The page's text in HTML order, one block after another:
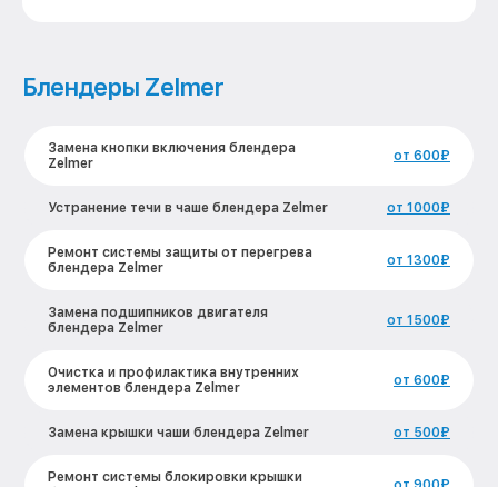
Блендеры Zelmer
Замена кнопки включения блендера
Zelmer
от 600₽
Устранение течи в чаше блендера Zelmer от 1000₽
Ремонт системы защиты от перегрева
блендера Zelmer
от 1300₽
Замена подшипников двигателя
блендера Zelmer
от 1500₽
Очистка и профилактика внутренних
элементов блендера Zelmer
от 600₽
Замена крышки чаши блендера Zelmer от 500₽
Ремонт системы блокировки крышки